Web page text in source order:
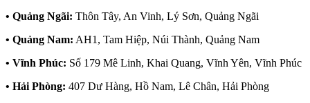
• Quảng Ngãi: Thôn Tây, An Vinh, Lý Sơn, Quảng Ngãi
• Quảng Nam: AH1, Tam Hiệp, Núi Thành, Quảng Nam
• Vĩnh Phúc: Số 179 Mê Linh, Khai Quang, Vĩnh Yên, Vĩnh Phúc
• Hải Phòng: 407 Dư Hàng, Hồ Nam, Lê Chân, Hải Phòng